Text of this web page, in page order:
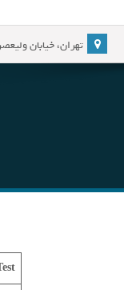
تهران، خیابان